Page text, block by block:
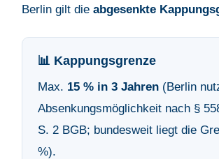
Berlin gilt dieabgesenkte
📊 Kappungsgrenze
Max. 15 % in 3 Jahren (Berlin
Absenkungsmöglichkeit nach §
S. 2 BGB; bundesweit liegt die
%).